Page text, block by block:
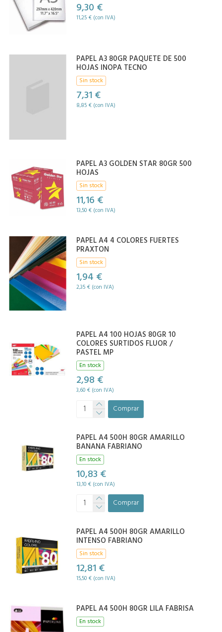
9,30 €
11,25 € (con IVA)
PAPEL A3 80GR PAQUETE DE 500
HOJAS INOPA TECNO
Sin stock
7,31 €
8,85 € (con IVA)
PAPEL A3 GOLDEN STAR 80GR 500
HOJAS
Sin stock
11,16 €
13,50 € (con IVA)
PAPEL A4 4 COLORES FUERTES
PRAXTON
Sin stock
1,94 €
2,35 € (con IVA)
PAPEL A4 100 HOJAS 80GR 10
COLORES SURTIDOS FLUOR /
PASTEL MP
En stock
2,98 €
3,60 € (con IVA)
Comprar
PAPEL A4 500H 80GR AMARILLO
BANANA FABRIANO
En stock
10,83 €
13,10 € (con IVA)
Comprar
PAPEL A4 500H 80GR AMARILLO
INTENSO FABRIANO
Sin stock
12,81 €
15,50 € (con IVA)
PAPEL A4 500H 80GR LILA FABRISA
En stock